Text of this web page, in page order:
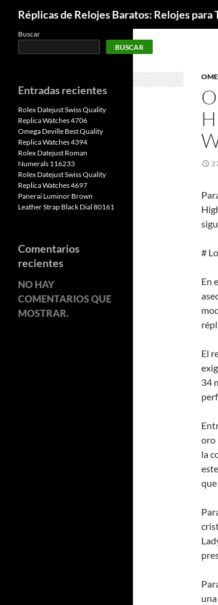
Réplicas de Relojes Baratos: Relojes para
#
En
El
34
oro
la
Buscar
BUSCAR
Entradas recientes
Rolex Datejust Swiss Quality
Replica Watches 4706
Omega Deville Best Quality
Replica Watches 4394
Rolex Datejust Roman
Numerals 116233
Rolex Datejust Swiss Quality
Replica Watches 4697
Panerai Luminor Brown
Leather Strap Black Dial 80161
Comentarios
recientes
NO HAY
COMENTARIOS QUE
MOSTRAR.